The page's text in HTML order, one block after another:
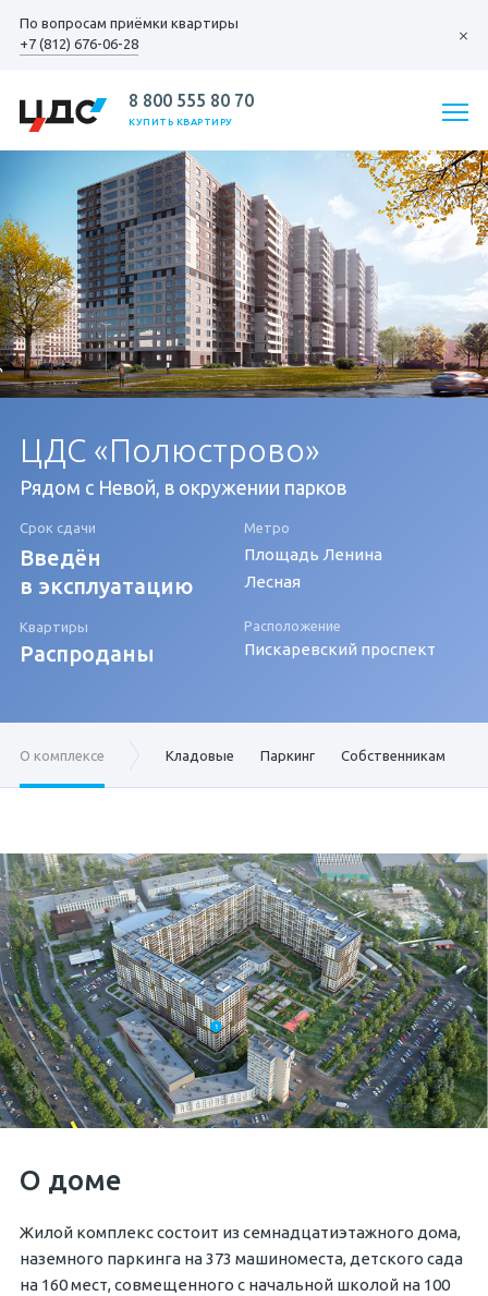
По вопросам приёмки квартиры
+7 (812) 676-06-28
8 800 555 80 70
КУПИТЬ КВАРТИРУ
ЦДС «Полюстрово»
Рядом с Невой, в окружении парков
Срок сдачи
Введён
в эксплуатацию
Квартиры
Распроданы
Метро
Площадь Ленина
Лесная
Расположение
Пискаревский проспект
О комплексе Кладовые Паркинг Собственникам
1
1
О доме
Жилой комплекс состоит из семнадцатиэтажного дома,
наземного паркинга на 373 машиноместа, детского сада
на 160 мест, совмещенного с начальной школой на 100